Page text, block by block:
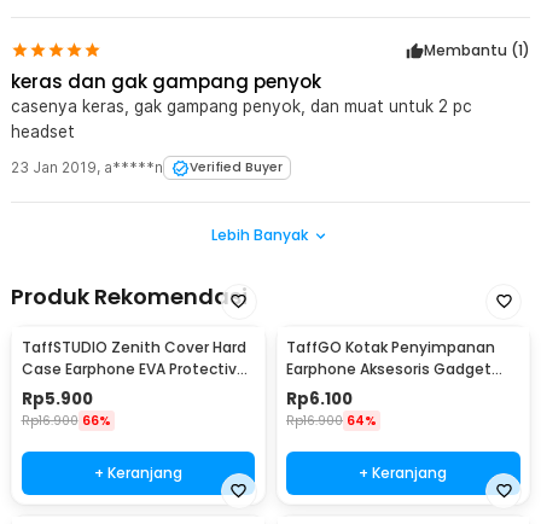
Membantu (1)
keras dan gak gampang penyok
casenya keras, gak gampang penyok, dan muat untuk 2 pc
headset
23 Jan 2019, a*****n Verified Buyer
Lebih Banyak
Produk Rekomendasi
TaffSTUDIO Zenith Cover Hard
Case Earphone EVA Protective
Mini Bag - B001
Rp5.900
Rp16.900 66%
+ Keranjang
TaffGO Kotak Penyimpanan
Earphone Aksesoris Gadget
EVA Hard Case - VBG-E01
Rp6.100
Rp16.900 64%
+ Keranjang